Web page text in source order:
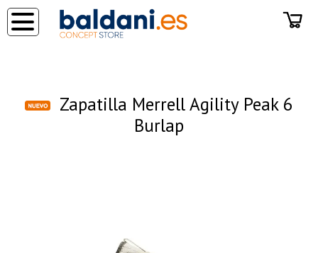
Zapatilla Merrell Agility Peak 6
Burlap